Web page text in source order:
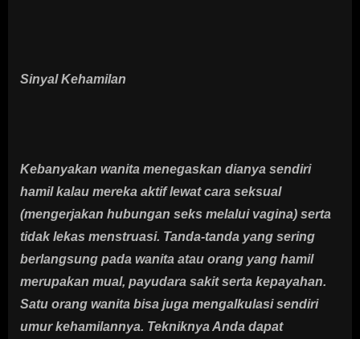
Sinyal Kehamilan
Kebanyakan wanita menegaskan dianya sendiri
hamil kalau mereka aktif lewat cara seksual
(mengerjakan hubungan seks melalui vagina) serta
tidak lekas menstruasi. Tanda-tanda yang sering
berlangsung pada wanita atau orang yang hamil
merupakan mual, payudara sakit serta kepayahan.
Satu orang wanita bisa juga mengalkulasi sendiri
umur kehamilannya. Tekniknya Anda dapat